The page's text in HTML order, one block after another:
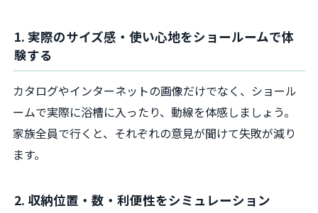
1. 実際のサイズ感・使い心地をショールームで体
験する
カタログやインターネットの画像だけでなく、ショール
ームで実際に浴槽に入ったり、動線を体感しましょう。
家族全員で行くと、それぞれの意見が聞けて失敗が減り
ます。
2. 収納位置・数・利便性をシミュレーション